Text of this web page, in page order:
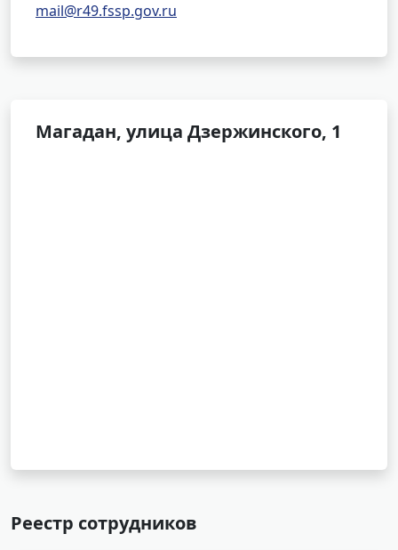
mail@r49.fssp.gov.ru
Магадан, улица Дзержинского, 1
Реестр сотрудников